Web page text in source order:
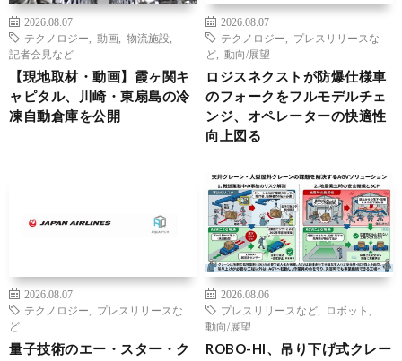
2026.08.07
テクノロジー
動画 物流施設
記者会見など
【現地取材・動画】霞ヶ関キ
ャピタル、川崎・東扇島の冷
凍自動倉庫を公開
2026.08.07
テクノロジー
プレスリリースな
ど
動向/展望
ロジスネクストが防爆仕様車
のフォークをフルモデルチェ
ンジ、オペレーターの快適性
向上図る
2026.08.07
テクノロジー
プレスリリースな
ど
量子技術のエー・スター・ク
2026.08.06
プレスリリースなど
ロボット
動向/展望
ROBO-HI、吊り下げ式クレー